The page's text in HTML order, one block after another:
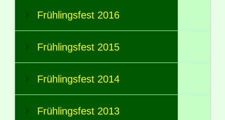
Frühlingsfest 2016
Frühlingsfest 2015
Frühlingsfest 2014
Frühlingsfest 2013